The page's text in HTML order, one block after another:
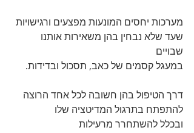
מערכות יחסים המונעות מפצעים ורגישויות
שעד שלא נבחין בהן משאירות אותנו
שבויים
במעגל קסמים של כאב, תסכול ובדידות.
דרך הטיפול בהן חשובה לכל אחד הרוצה
להתפתח בתרגול המדיטציה שלו
ובכלל להשתחרר מרעילות